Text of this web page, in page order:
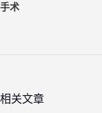
手术
相关文章